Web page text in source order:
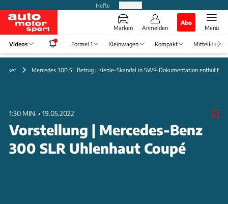
Hefte
Marken Anmelden
Abo
Menü
Videos Formel 1 Kleinwagen Kompakt Mittelklasse
Mercedes 300 SL Betrug | Kienle-Skandal in SWR-Dokumentation enthüllt
1:30 MIN. • 19.05.2022
Vorstellung | Mercedes-Benz
300 SLR Uhlenhaut Coupé